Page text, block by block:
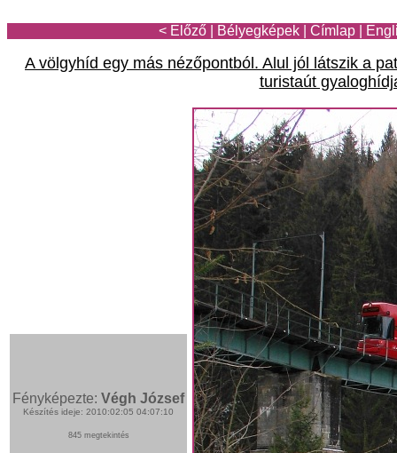
< Előző Bélyegképek Címlap
A völgyhíd egy más nézőpontból. Alul jól látszik a
turistaút
Fényképezte: Végh József
Készítés ideje: 2010:02:05 04:07:10
845 megtekintés